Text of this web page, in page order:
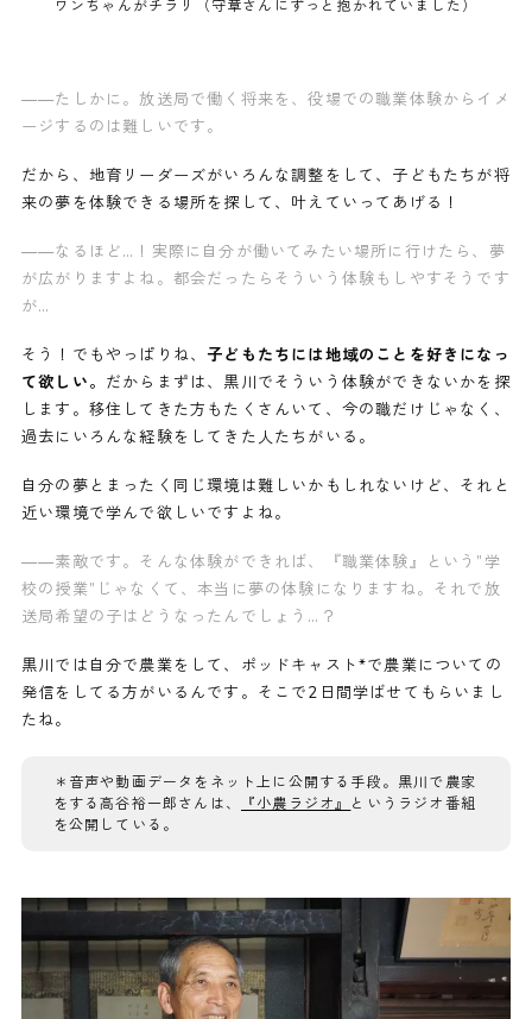
ワンちゃんがチラリ（守章さんにずっと抱かれていました）
——たしかに。放送局で働く将来を、役場での職業体験からイメ
ージするのは難しいです。
だから、地育リーダーズがいろんな調整をして、子どもたちが将
来の夢を体験できる場所を探して、叶えていってあげる！
——なるほど…！実際に自分が働いてみたい場所に行けたら、夢
が広がりますよね。都会だったらそういう体験もしやすそうです
が…
そう！でもやっぱりね、子どもたちには地域のことを好きになっ
て欲しい。 だからまずは、黒川でそういう体験ができないかを探
します。移住してきた方もたくさんいて、今の職だけじゃなく、
過去にいろんな経験をしてきた人たちがいる。
自分の夢とまったく同じ環境は難しいかもしれないけど、それと
近い環境で学んで欲しいですよね。
——素敵です。そんな体験ができれば、『職業体験』という”学
校の授業”じゃなくて、本当に夢の体験になりますね。それで放
送局希望の子はどうなったんでしょう…？
黒川では自分で農業をして、ポッドキャスト*で農業についての
発信をしてる方がいるんです。そこで2日間学ばせてもらいまし
たね。
＊ 音声や動画データをネット上に公開する手段。黒川で農家
をする高谷裕一郎さんは、
『小農ラジオ』
というラジオ番組
を公開している。